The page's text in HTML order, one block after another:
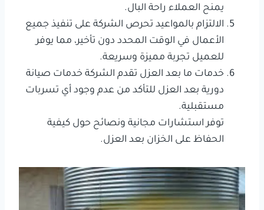
يمنح العملاء راحة البال.
الالتزام بالمواعيد تحرص الشركة على تنفيذ جميع
الأعمال في الوقت المحدد دون تأخير، مما يوفر
للعميل تجربة مميزة وسريعة.
خدمات ما بعد العزل تقدم الشركة خدمات صيانة
دورية بعد العزل للتأكد من عدم وجود أي تسربات
مستقبلية.
توفر استشارات مجانية ونصائح حول كيفية
الحفاظ على الخزان بعد العزل.